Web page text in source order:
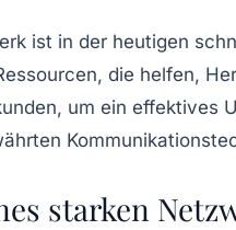
ist in der heutigen
die helfen,
um ein effektives
starken